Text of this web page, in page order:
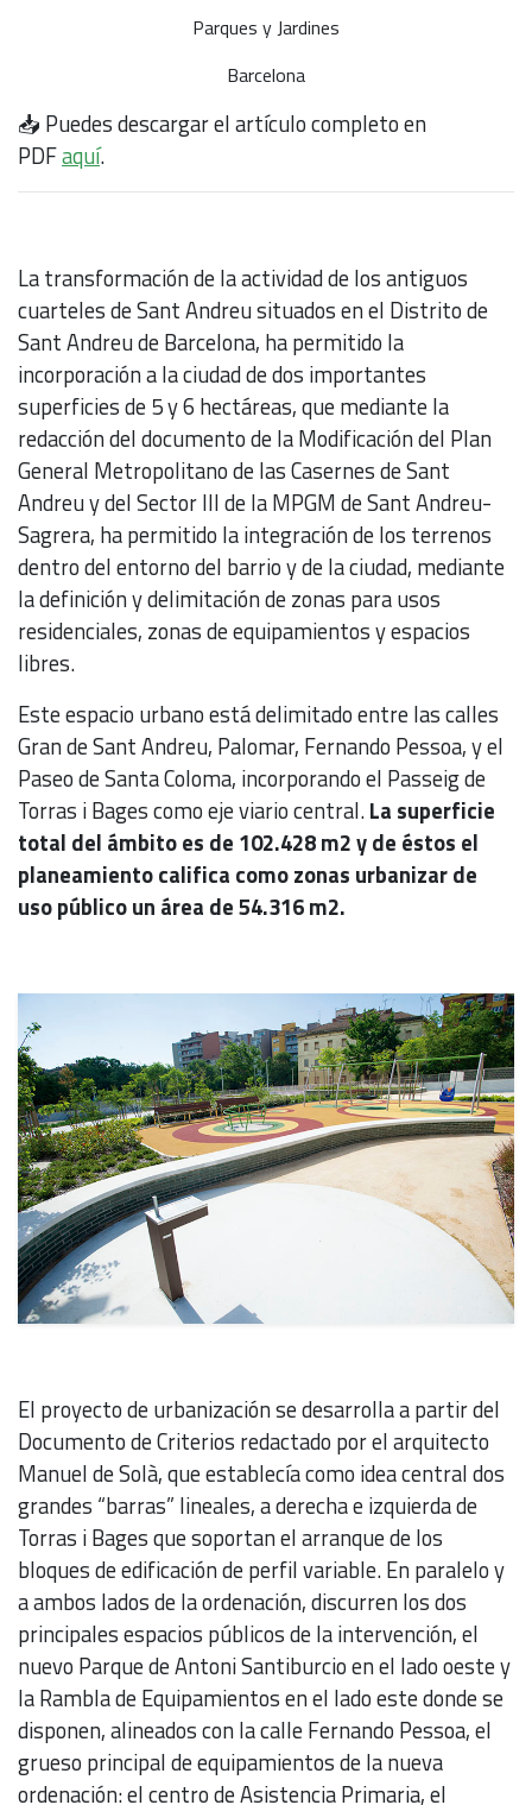
Parques y Jardines
Barcelona
📥 Puedes descargar el artículo completo en
PDFaquí.
La transformación de la actividad de los antiguos
cuarteles de Sant Andreu situados en el Distrito de
Sant Andreu de Barcelona, ​​ha permitido la
incorporación a la ciudad de dos importantes
superficies de 5 y 6 hectáreas, que mediante la
redacción del documento de la Modificación del Plan
General Metropolitano de las Casernes de Sant
Andreu y del Sector III de la MPGM de Sant Andreu-
Sagrera, ha permitido la integración de los terrenos
dentro del entorno del barrio y de la ciudad, mediante
la definición y delimitación de zonas para usos
residenciales, zonas de equipamientos y espacios
libres.
Este espacio urbano está delimitado entre las calles
Gran de Sant Andreu, Palomar, Fernando Pessoa, y el
Paseo de Santa Coloma, incorporando el Passeig de
Torras i Bages como eje viario central.La superficie
total del ámbito es de 102.428 m2 y de éstos el
planeamiento califica como zonas urbanizar de
uso público un área de 54.316 m2.
El proyecto de urbanización se desarrolla a partir del
Documento de Criterios redactado por el arquitecto
Manuel de Solà, que establecía como idea central dos
grandes “barras” lineales, a derecha e izquierda de
Torras i Bages que soportan el arranque de los
bloques de edificación de perfil variable. En paralelo y
a ambos lados de la ordenación, discurren los dos
principales espacios públicos de la intervención, el
nuevo Parque de Antoni Santiburcio en el lado oeste y
la Rambla de Equipamientos en el lado este donde se
disponen, alineados con la calle Fernando Pessoa, el
grueso principal de equipamientos de la nueva
ordenación: el centro de Asistencia Primaria, el